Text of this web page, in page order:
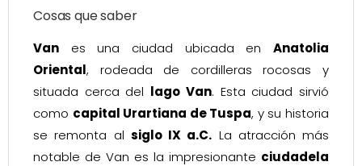
Cosas que saber
Van es una ciudad ubicada en Anatolia
Oriental, rodeada de cordilleras rocosas y
situada cerca del lago Van. Esta ciudad sirvió
como capital Urartiana de Tuspa, y su historia
se remonta al siglo IX a.C. La atracción más
notable de Van es la impresionante ciudadela